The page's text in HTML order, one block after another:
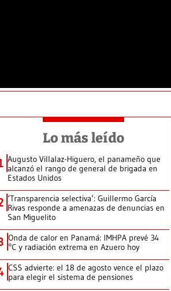
Lo más leído
Augusto Villalaz-Higuero, el panameño que
alcanzó el rango de general de brigada en
Estados Unidos
‘Transparencia selectiva’: Guillermo García
Rivas responde a amenazas de denuncias en
San Miguelito
Onda de calor en Panamá: IMHPA prevé 34
°C y radiación extrema en Azuero hoy
CSS advierte: el 18 de agosto vence el plazo
para elegir el sistema de pensiones